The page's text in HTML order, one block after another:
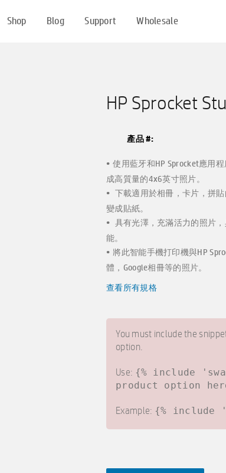
Shop Blog Support Wholesale
HP Sprocket
產品 #:
使用藍牙和HP Sprocket應用
成高質量的4x6英寸照片。
下載適用於相冊，卡片，拼
變成貼紙。
具有光澤，充滿活力的照片
能。
將此智能手機打印機與HP
體，Google相冊等的照片。
查看所有規格
You must include the
option.
Use: {% include
product option
Example: {% include